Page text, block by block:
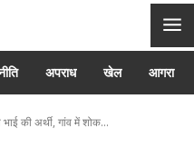
अपराध खेल आगरा
की अर्थी, गांव में शोक...